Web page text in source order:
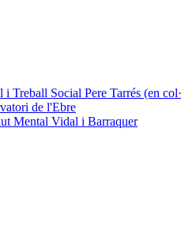
Treball Social Pere Tarrés (en
de l'Ebre
Mental Vidal i Barraquer